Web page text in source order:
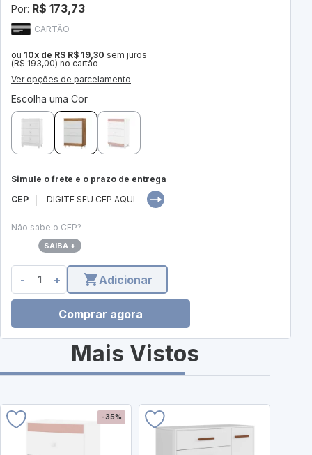
CARTÃO
ou 10x de R$ R$ 19,30 sem juros
(R$ 193,00) no cartão
Ver opções de parcelamento
Por: R$ 173,73
Escolha uma Cor
Simule o frete e o prazo de entrega
CEP
Não sabe o CEP?
SAIBA +
- + Adicionar
Comprar agora
Mais Vistos
-35%